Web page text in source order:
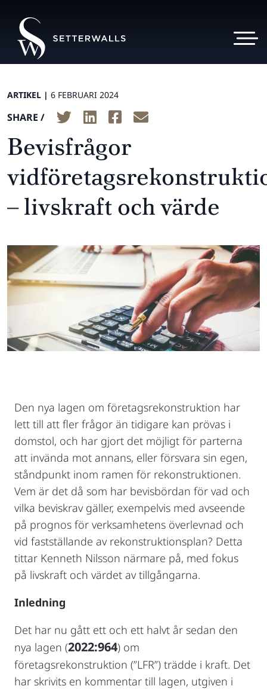
ARTIKEL | 6 FEBRUARI 2024
SHARE /
Bevisfrågor
– livskraft och värde
Den nya lagen om företagsrekonstruktion har
lett till att fler frågor än tidigare kan prövas i
domstol, och har gjort det möjligt för parterna
att invända mot annans, eller försvara sin egen,
ståndpunkt inom ramen för rekonstruktionen.
Vem är det då som har bevisbördan för vad och
vilka beviskrav gäller, exempelvis med avseende
på prognos för verksamhetens överlevnad och
vid fastställande av rekonstruktionsplan? Detta
tittar Kenneth Nilsson närmare på, med fokus
på livskraft och värdet av tillgångarna.
Inledning
Det har nu gått ett och ett halvt år sedan den
nya lagen (2022:964) om
företagsrekonstruktion (”LFR”) trädde i kraft. Det
har skrivits en kommentar till lagen, utgiven i